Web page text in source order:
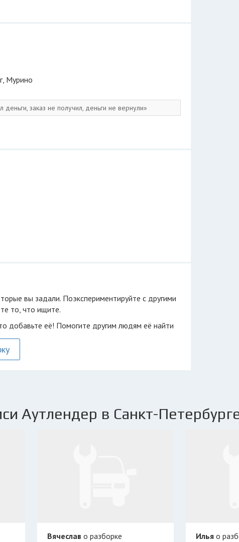
Мурино
заказ не получил, деньги не вернули
вы задали. Поэкспериментируйте с другими
то, что ищите.
добавьте её! Помогите другим людям её найти
Аутлендер в Санкт-
Вячеслав о разборке
Илья о